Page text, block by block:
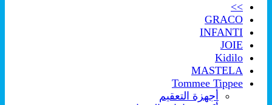
>>
GRACO
INFANTI
JOIE
Kidilo
MASTELA
Tommee Tippee
أجهزة التعقيم